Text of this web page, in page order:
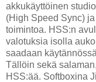
akkukäyttöinen
(High Speed Sync)
toimintoa. HSS:n
valotuksia isolla
saadaan
Tällöin sekä
HSS:ää. Softboxina